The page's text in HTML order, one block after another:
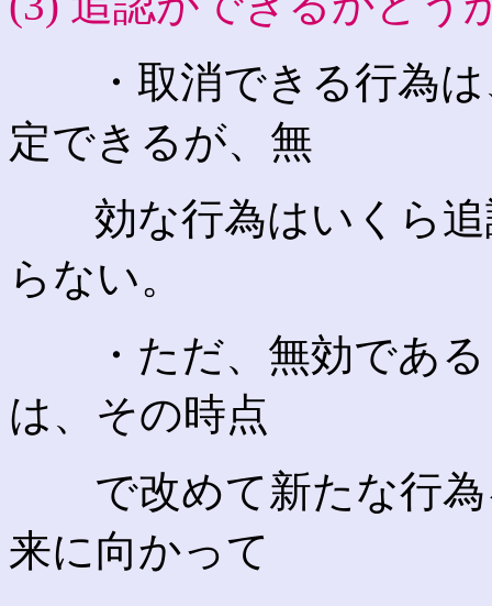
・取消できる行為は
定できるが、無
効な行為はいくら追
らない。
・ただ、無効である
は、その時点
で改めて新たな行為
来に向かって